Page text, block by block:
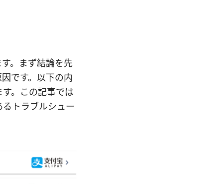
。まず結論を先
です。以下の内
。この記事では
トラブルシュー